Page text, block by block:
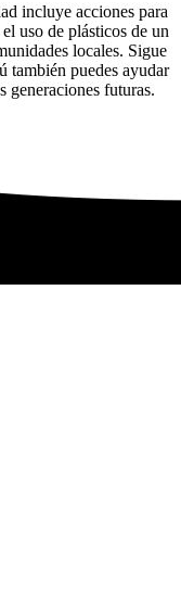
incluye acciones para
uso de plásticos de un
locales. Sigue
también puedes ayudar
generaciones futuras.